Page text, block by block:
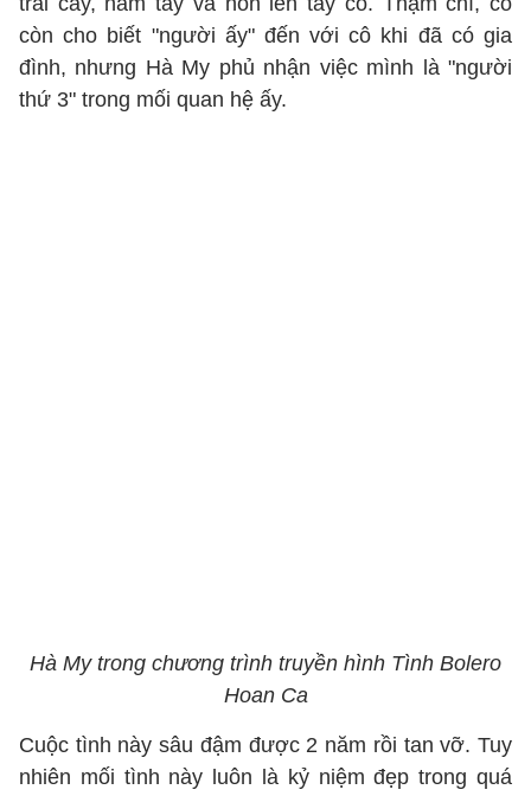
còn cho biết "người ấy" đến với cô khi đã có gia
đình, nhưng Hà My phủ nhận việc mình là "người
thứ 3" trong mối quan hệ ấy.
Hà My trong chương trình truyền hình Tình Bolero
Hoan Ca
Cuộc tình này sâu đậm được 2 năm rồi tan vỡ. Tuy
nhiên mối tình này luôn là kỷ niệm đẹp trong quá